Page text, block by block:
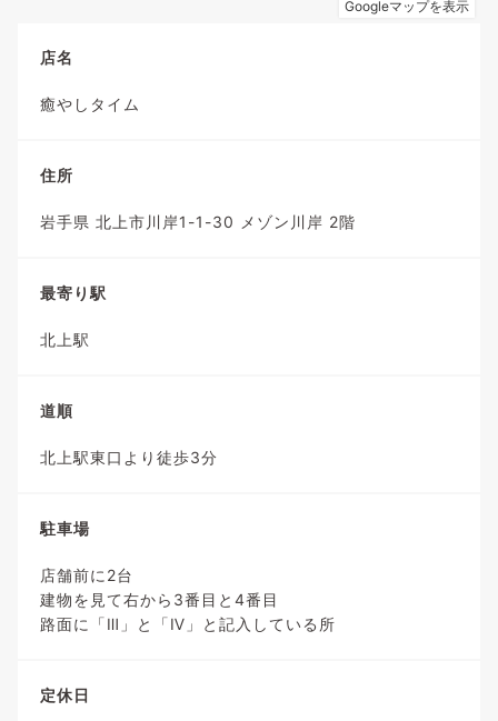
店名
癒やしタイム
住所
岩手県 北上市川岸1-1-30 メゾン川岸 2階
最寄り駅
北上駅
道順
北上駅東口より徒歩3分
駐車場
店舗前に2台
建物を見て右から3番目と4番目
路面に「Ⅲ」と「Ⅳ」と記入している所
定休日